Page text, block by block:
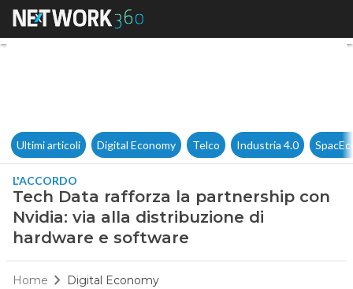
Tech Data rafforza la
Ultimi articoli Digital Economy Telco Industria 4.0
L'ACCORDO
Tech Data rafforza la partnership con
Nvidia: via alla distribuzione di
hardware e software
Home Digital Economy